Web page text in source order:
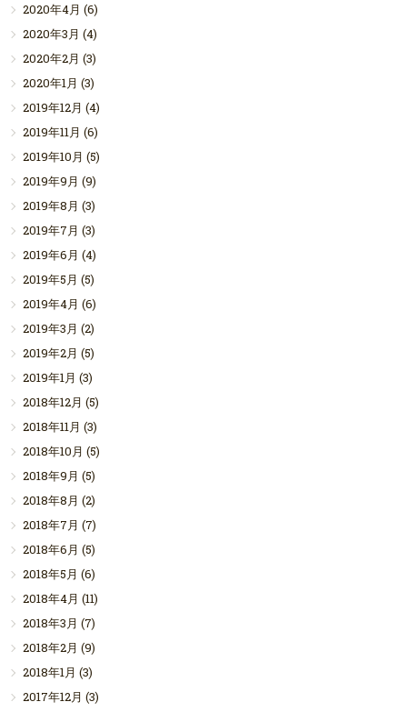
2020年4月 (6)
2020年3月 (4)
2020年2月 (3)
2020年1月 (3)
2019年12月 (4)
2019年11月 (6)
2019年10月 (5)
2019年9月 (9)
2019年8月 (3)
2019年7月 (3)
2019年6月 (4)
2019年5月 (5)
2019年4月 (6)
2019年3月 (2)
2019年2月 (5)
2019年1月 (3)
2018年12月 (5)
2018年11月 (3)
2018年10月 (5)
2018年9月 (5)
2018年8月 (2)
2018年7月 (7)
2018年6月 (5)
2018年5月 (6)
2018年4月 (11)
2018年3月 (7)
2018年2月 (9)
2018年1月 (3)
2017年12月 (3)